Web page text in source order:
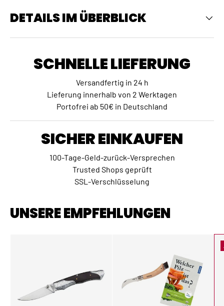
DETAILS IM ÜBERBLICK
SCHNELLE LIEFERUNG
Versandfertig in 24 h
Lieferung innerhalb von 2 Werktagen
Portofrei ab 50€ in Deutschland
SICHER EINKAUFEN
100-Tage-Geld-zurück-Versprechen
Trusted Shops geprüft
SSL-Verschlüsselung
UNSERE EMPFEHLUNGEN